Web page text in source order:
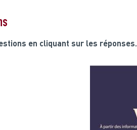
en cliquant sur les réponses.